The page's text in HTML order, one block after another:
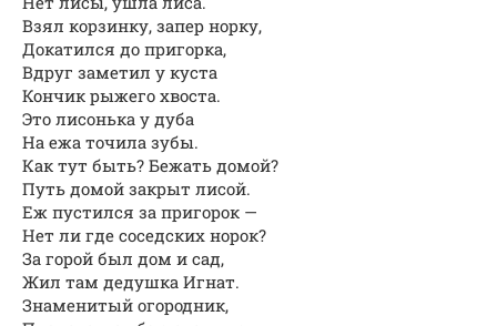
Взял корзинку, запер норку,
Докатился до пригорка,
Вдруг заметил у куста
Кончик рыжего хвоста.
Это лисонька у дуба
На ежа точила зубы.
Как тут быть? Бежать домой?
Путь домой закрыт лисой.
Еж пустился за пригорок —
Нет ли где соседских норок?
За горой был дом и сад,
Жил там дедушка Игнат.
Знаменитый огородник,